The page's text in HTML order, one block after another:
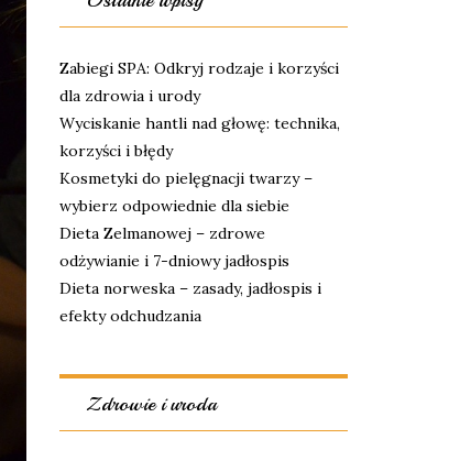
Zabiegi SPA: Odkryj rodzaje i korzyści
dla zdrowia i urody
Wyciskanie hantli nad głowę: technika,
korzyści i błędy
Kosmetyki do pielęgnacji twarzy –
wybierz odpowiednie dla siebie
Dieta Zelmanowej – zdrowe
odżywianie i 7-dniowy jadłospis
Dieta norweska – zasady, jadłospis i
efekty odchudzania
Zdrowie i uroda